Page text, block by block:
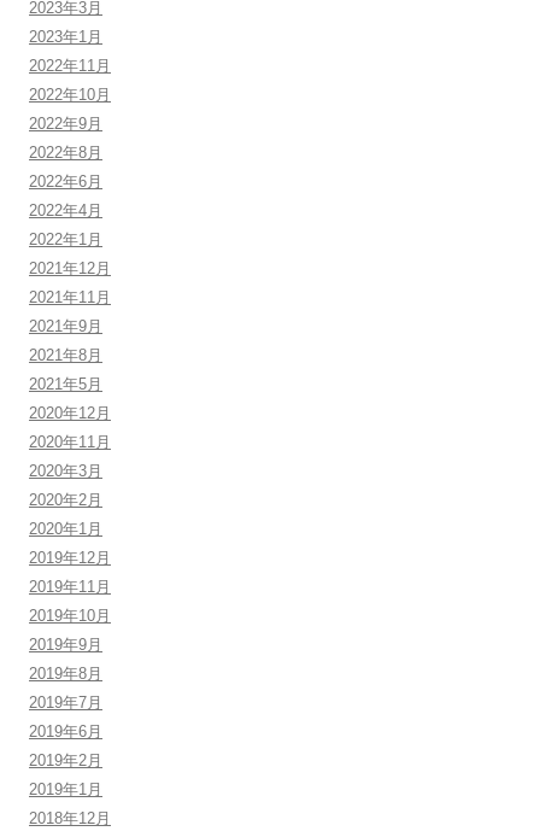
2023年3月
2023年1月
2022年11月
2022年10月
2022年9月
2022年8月
2022年6月
2022年4月
2022年1月
2021年12月
2021年11月
2021年9月
2021年8月
2021年5月
2020年12月
2020年11月
2020年3月
2020年2月
2020年1月
2019年12月
2019年11月
2019年10月
2019年9月
2019年8月
2019年7月
2019年6月
2019年2月
2019年1月
2018年12月